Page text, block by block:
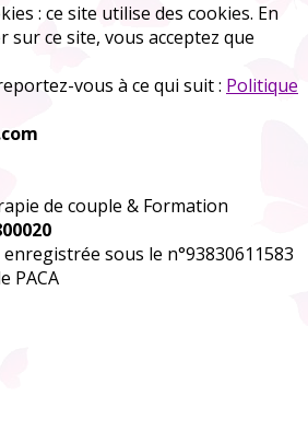
: ce site utilise des cookies. En
ce site, vous acceptez que
vous à ce qui suit : Politique
de couple & Formation
sous le n°93830611583
PACA